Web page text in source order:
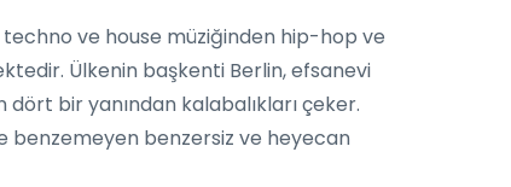
ve house müziğinden hip-hop ve
Ülkenin başkenti Berlin, efsanevi
bir yanından kalabalıkları çeker.
benzemeyen benzersiz ve heyecan